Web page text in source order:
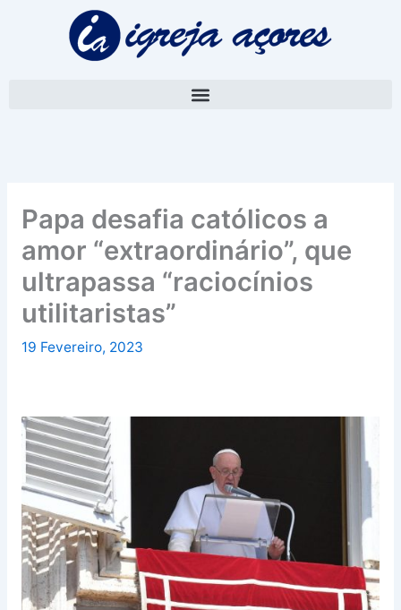
Papa desafia católicos a
amor “extraordinário”, que
ultrapassa “raciocínios
utilitaristas”
19 Fevereiro, 2023